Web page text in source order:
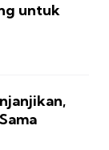
untuk